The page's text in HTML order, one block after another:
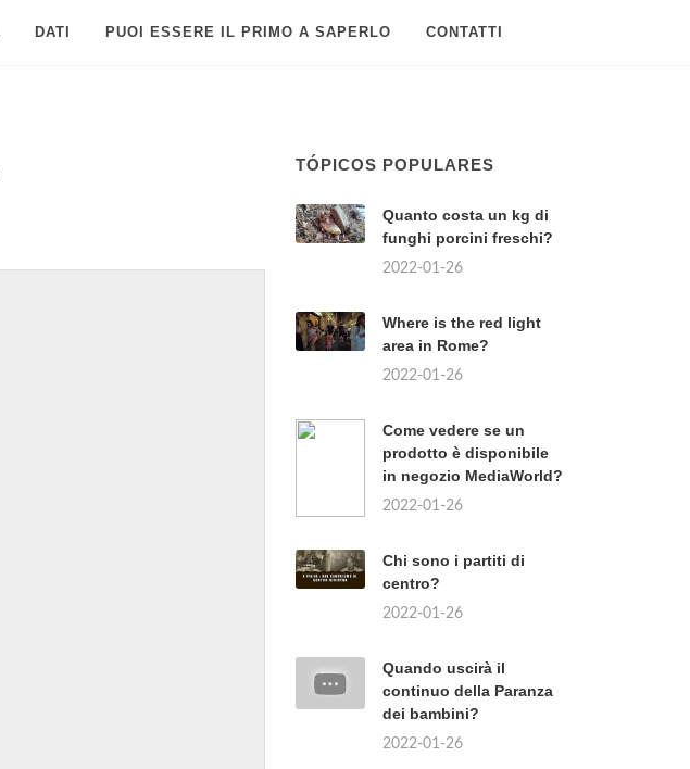
DATI PUOI ESSERE IL PRIMO A SAPERLO CONTATTI
TÓPICOS POPULARES
Quanto costa un kg di
funghi porcini freschi?
2022-01-26
Where is the red light
area in Rome?
2022-01-26
Come vedere se un
prodotto è disponibile
in negozio MediaWorld?
2022-01-26
Chi sono i partiti di
centro?
2022-01-26
Quando uscirà il
continuo della Paranza
dei bambini?
2022-01-26